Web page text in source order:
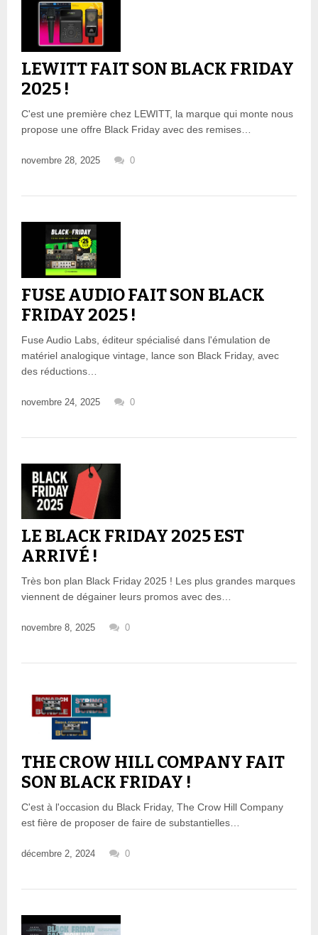
LEWITT FAIT SON BLACK FRIDAY
2025 !
C'est une première chez LEWITT, la marque qui monte nous
propose une offre Black Friday avec des remises…
novembre 28, 2025 0
FUSE AUDIO FAIT SON BLACK
FRIDAY 2025 !
Fuse Audio Labs, éditeur spécialisé dans l'émulation de
matériel analogique vintage, lance son Black Friday, avec
des réductions…
novembre 24, 2025 0
LE BLACK FRIDAY 2025 EST
ARRIVÉ !
Très bon plan Black Friday 2025 ! Les plus grandes marques
viennent de dégainer leurs promos avec des…
novembre 8, 2025 0
THE CROW HILL COMPANY FAIT
SON BLACK FRIDAY !
C'est à l'occasion du Black Friday, The Crow Hill Company
est fière de proposer de faire de substantielles…
décembre 2, 2024 0